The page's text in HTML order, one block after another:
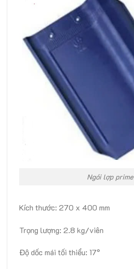
Ngói lợp prime
Kích thước: 270 x 400 mm
Trọng lượng: 2.8 kg/viên
Độ dốc mái tối thiểu: 17°